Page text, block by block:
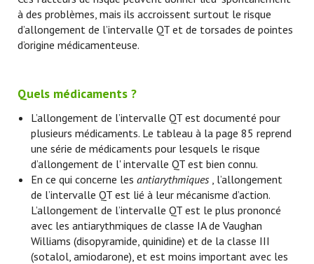
à des problèmes, mais ils accroissent surtout le risque
d’allongement de l’intervalle QT et de torsades de pointes
d’origine médicamenteuse.
Quels médicaments ?
L’allongement de l’intervalle QT est documenté pour
plusieurs médicaments. Le tableau à la page 85 reprend
une série de médicaments pour lesquels le risque
d’allongement de l' intervalle QT est bien connu.
En ce qui concerne lesantiarythmiques , l’allongement
de l’intervalle QT est lié à leur mécanisme d’action.
L’allongement de l’intervalle QT est le plus prononcé
avec les antiarythmiques de classe IA de Vaughan
Williams (disopyramide, quinidine) et de la classe III
(sotalol, amiodarone), et est moins important avec les